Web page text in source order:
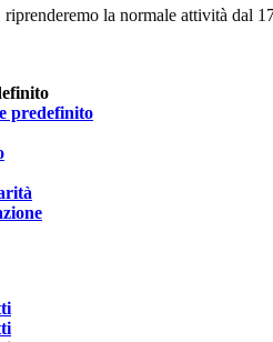
la normale attività dal
predefinito